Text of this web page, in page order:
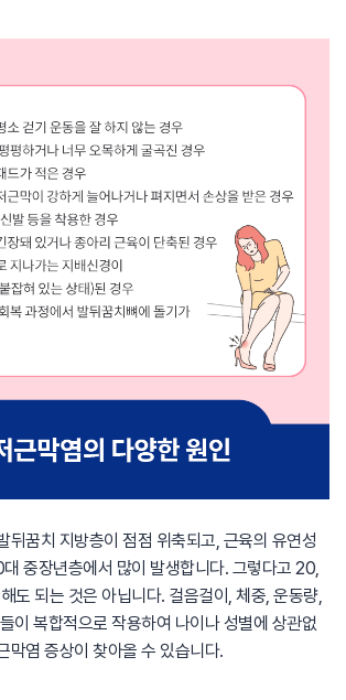
뒤꿈치 지방층이 점점 위축되고, 근육의 유연성
중장년층에서 많이 발생합니다. 그렇다고 20,
도 되는 것은 아닙니다. 걸음걸이, 체중, 운동량,
이 복합적으로 작용하여 나이나 성별에 상관없
막염 증상이 찾아올 수 있습니다.